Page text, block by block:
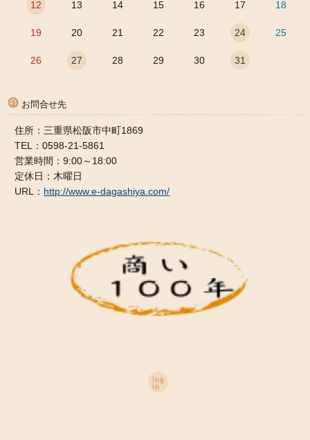
12 13 14 15 16 17 18
19 20 21 22 23 24 25
26 27 28 29 30 31
お問合せ先
住所：三重県松阪市中町1869
TEL：0598-21-5861
営業時間：9:00～18:00
定休日：木曜日
URL： http://www.e-dagashiya.com/